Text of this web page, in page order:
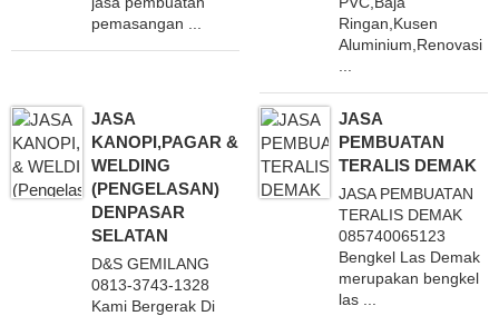
pemasangan ...
Ringan,Kusen
Aluminium,Renovasi
...
JASA
KANOPI,PAGAR &
WELDING
(PENGELASAN)
DENPASAR
SELATAN
D&S GEMILANG
0813-3743-1328
Kami Bergerak Di
JASA
PEMBUATAN
TERALIS DEMAK
JASA PEMBUATAN
TERALIS DEMAK
085740065123
Bengkel Las Demak
merupakan bengkel
las ...